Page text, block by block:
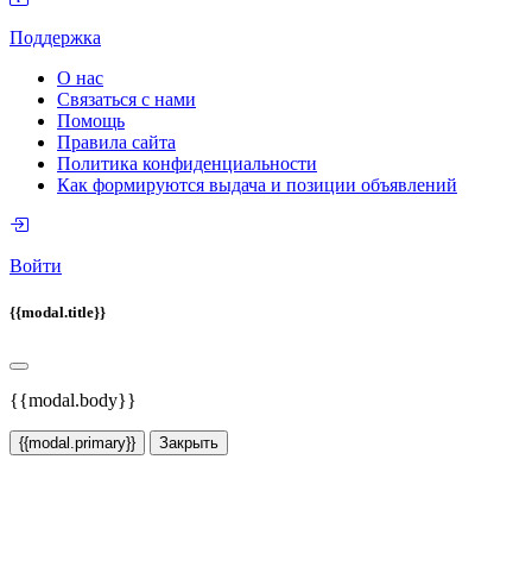
Поддержка
О нас
Связаться с нами
Помощь
Правила сайта
Политика конфиденциальности
Как формируются выдача и позиции объявлений
Войти
{{modal.title}}
{{modal.body}}
{{modal.primary}} Закрыть